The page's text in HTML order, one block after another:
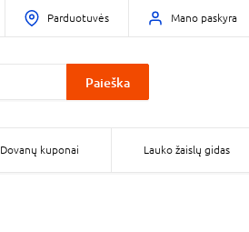
Parduotuvės Mano paskyra
Paieška
Dovanų kuponai Lauko žaislų gidas